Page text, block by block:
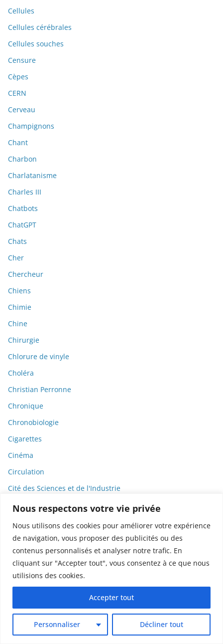
Nous respectons votre vie privée
Nous utilisons des cookies pour améliorer votre expérience
de navigation, vous proposer des publicités ou des
contenus personnalisés et analyser notre trafic. En
cliquant sur "Accepter tout", vous consentez à ce que nous
utilisions des cookies.
Personnaliser Décliner tout
Accepter tout
Cellules
Cellules cérébrales
Cellules souches
Censure
Cèpes
CERN
Cerveau
Champignons
Chant
Charbon
Charlatanisme
Charles III
Chatbots
ChatGPT
Chats
Cher
Chercheur
Chiens
Chimie
Chine
Chirurgie
Chlorure de vinyle
Choléra
Christian Perronne
Chronique
Chronobiologie
Cigarettes
Cinéma
Circulation
Cité des Sciences et de l'Industrie
Citizen4Science
Citoyenneté
Citoyens
Clanisme
Climat
Climatoscepticisme
Code de la santé publique
Code du travail